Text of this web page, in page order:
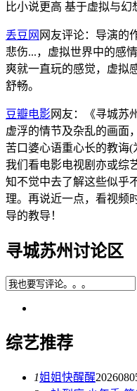
比小说更高 基于虚拟与
丢豆网 网友评论：导演的
悲伤...，虚拟世界中的感
爽就一直玩的感觉，虚拟
舒畅。
豆瓣电影网友：《寻城苏
虚浮的情节及杂乱的画面
苦口婆心语重心长的教诲(
我们看电影电视剧亦或综
知不觉中去了解这些似乎
理。再说近一点，看视频
导的教导！
寻城苏州讨论区
综艺推荐
1姐姐快醒醒